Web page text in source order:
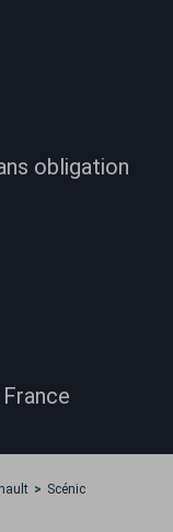
obligation
Scénic